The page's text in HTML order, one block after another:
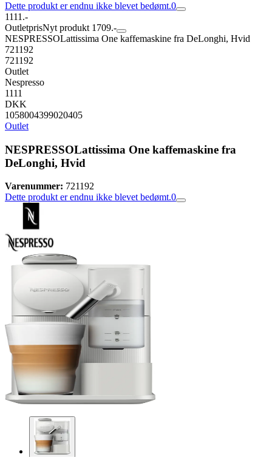
Dette produkt er endnu ikke blevet bedømt.0
1111.-
OutletprisNyt produkt 1709.-
NESPRESSOLattissima One kaffemaskine fra DeLonghi, Hvid
721192
721192
Outlet
Nespresso
1111
DKK
1058004399020405
Outlet
NESPRESSOLattissima One kaffemaskine fra
DeLonghi, Hvid
Varenummer: 721192
Dette produkt er endnu ikke blevet bedømt.0